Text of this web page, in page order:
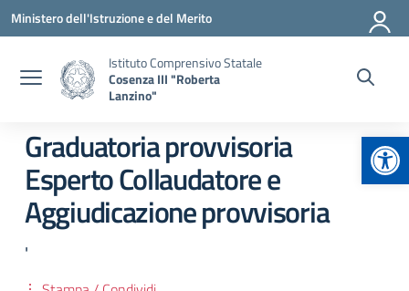
Vai ai contenuti
Vai al menu di navigazione
Vai al footer
Ministero dell'Istruzione e del Merito
Istituto Comprensivo Statale
Cosenza III "Roberta
Lanzino"
Graduatoria provvisoria
Esperto Collaudatore e
Aggiudicazione provvisoria
'